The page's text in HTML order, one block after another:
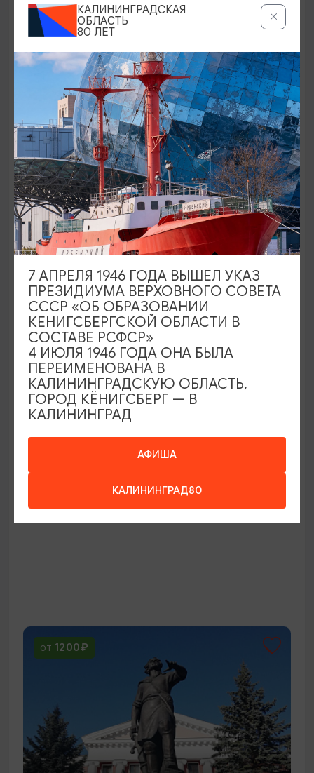
Истории и тайны Кёнигсберга-
Калининграда с прогулкой на катере
11:00 4 ЧАСА
ОТ 1000₽
Истории и тайны Кёнигсберга-
Калининграда с дегустацией
марципана в бастионе «Обертайх»
Калининград-прошлое и настоящее +
пивоварня Понарт и Музей Марципана
ОТ 1200₽
КАЛИНИНГРАДСКАЯ
ОБЛАСТЬ
80 ЛЕТ
АФИША
КАЛИНИНГРАД80
7 АПРЕЛЯ 1946 ГОДА ВЫШЕЛ УКАЗ
ПРЕЗИДИУМА ВЕРХОВНОГО СОВЕТА
СССР «ОБ ОБРАЗОВАНИИ
КЕНИГСБЕРГСКОЙ ОБЛАСТИ В
СОСТАВЕ РСФСР»
4 ИЮЛЯ 1946 ГОДА ОНА БЫЛА
ПЕРЕИМЕНОВАНА В
КАЛИНИНГРАДСКУЮ ОБЛАСТЬ,
ГОРОД КЁНИГСБЕРГ — В
КАЛИНИНГРАД